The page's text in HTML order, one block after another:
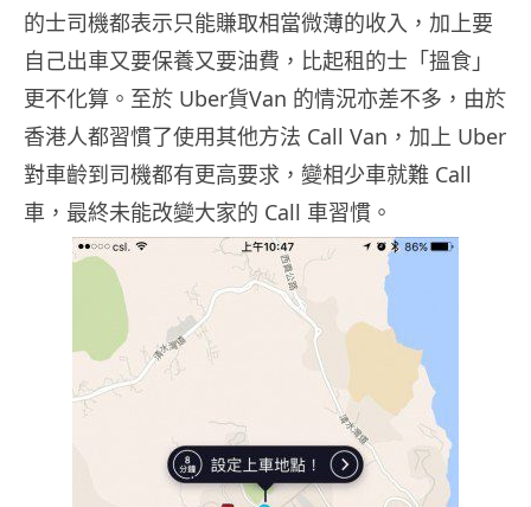
的士司機都表示只能賺取相當微薄的收入，加上要
自己出車又要保養又要油費，比起租的士「搵食」
更不化算。至於 Uber貨Van 的情況亦差不多，由於
香港人都習慣了使用其他方法 Call Van，加上 Uber
對車齡到司機都有更高要求，變相少車就難 Call
車，最終未能改變大家的 Call 車習慣。